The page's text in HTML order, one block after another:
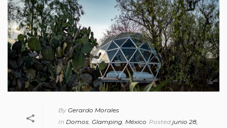
By Gerardo Morales
In Domos, Glamping, México Posted junio 28,